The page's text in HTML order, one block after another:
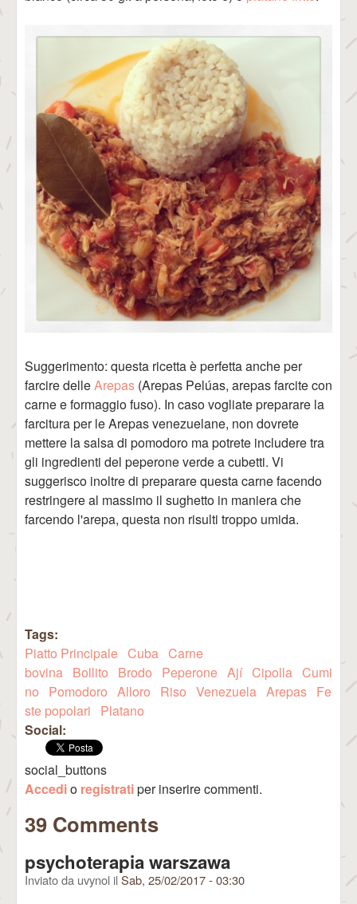
Suggerimento: questa ricetta è perfetta anche per
farcire delleArepas (Arepas Pelúas, arepas farcite con
carne e formaggio fuso). In caso vogliate preparare la
farcitura per le Arepas venezuelane, non dovrete
mettere la salsa di pomodoro ma potrete includere tra
gli ingredienti del peperone verde a cubetti. Vi
suggerisco inoltre di preparare questa carne facendo
restringere al massimo il sughetto in maniera che
farcendo l'arepa, questa non risulti troppo umida.
Tags:
Piatto Principale Cuba Carne
bovina Bollito Brodo Peperone Ají Cipolla Cumi
no
Pomodoro Alloro Riso Venezuela Arepas Fe
ste popolari
Platano
Social:
social_buttons
Accedio registratiper inserire commenti.
39 Comments
psychoterapia warszawa
Inviato da uvynol ilSab, 25/02/2017 - 03:30